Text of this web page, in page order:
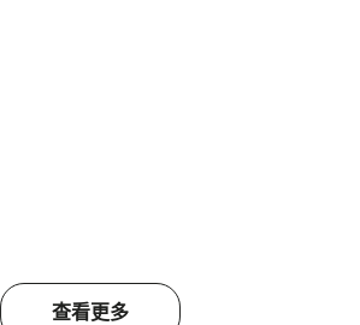
查看更多